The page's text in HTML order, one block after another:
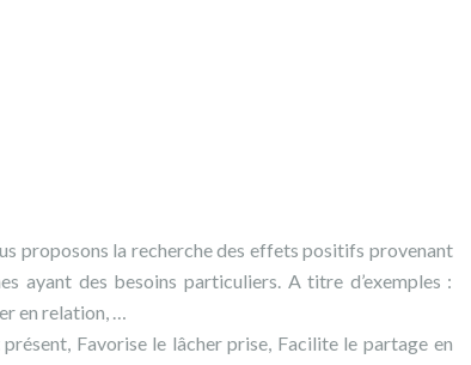
proposons la recherche des effets positifs provenant
ayant des besoins particuliers. A titre d’exemples :
en relation, …
Favorise le lâcher prise, Facilite le partage en